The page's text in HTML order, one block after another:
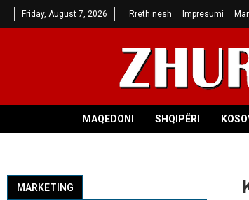
Friday, August 7, 2026 Rreth nesh Impresumi
MAQEDONI SHQIPËRI
MARKETING